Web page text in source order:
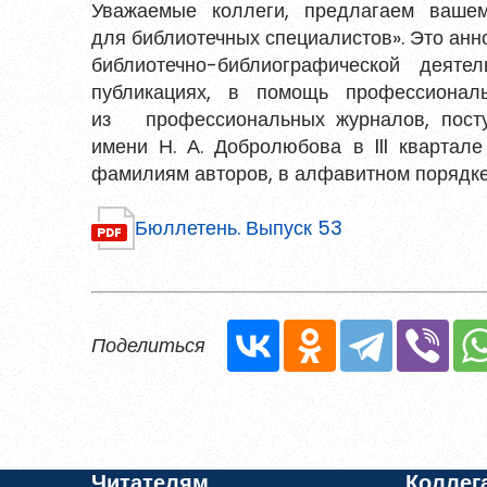
Уважаемые коллеги, предлагаем
для библиотечных специалистов». Это
библиотечно-библиографической
публикациях, в помощь
из профессиональных журналов,
имени Н. А. Добролюбова в III
фамилиям авторов, в алфавитном
Бюллетень. Выпуск 53
Поделиться
Войти
Восстановить пароль
Пароль должен быть минимум 6
прописную букву, одну цифру и один
Я согласен на обработку
Я согласен с правилами